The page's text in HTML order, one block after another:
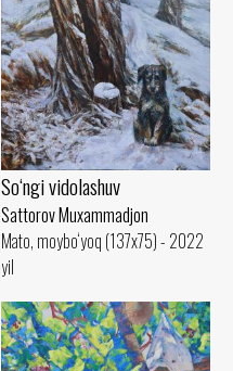
So‘ngi vidolashuv
Sattorov Muxammadjon
Mato, moybo‘yoq (137x75) - 2022
yil